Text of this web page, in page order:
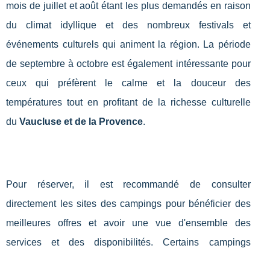
mois de juillet et août étant les plus demandés en raison
du climat idyllique et des nombreux festivals et
événements culturels qui animent la région. La période
de septembre à octobre est également intéressante pour
ceux qui préfèrent le calme et la douceur des
températures tout en profitant de la richesse culturelle
du Vaucluse et de la Provence.
Pour réserver, il est recommandé de consulter
directement les sites des campings pour bénéficier des
meilleures offres et avoir une vue d'ensemble des
services et des disponibilités. Certains campings